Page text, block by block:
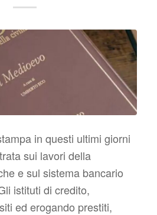
in questi ultimi giorni
sui lavori della
e sul sistema bancario
istituti di credito,
ed erogando prestiti,